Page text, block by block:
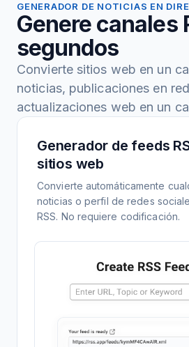
GENERADOR DE NOTICIAS EN
Genere canales
segundos
Convierte sitios web en un
noticias, publicaciones en
actualizaciones web en un
Generador de feeds
sitios web
Convierte automáticamente
noticias o perfil de redes
RSS. No requiere codificación.